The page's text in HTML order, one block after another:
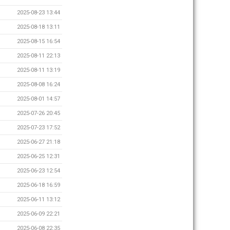
2025-08-23 13:44
2025-08-18 13:11
2025-08-15 16:54
2025-08-11 22:13
2025-08-11 13:19
2025-08-08 16:24
2025-08-01 14:57
2025-07-26 20:45
2025-07-23 17:52
2025-06-27 21:18
2025-06-25 12:31
2025-06-23 12:54
2025-06-18 16:59
2025-06-11 13:12
2025-06-09 22:21
2025-06-08 22:35